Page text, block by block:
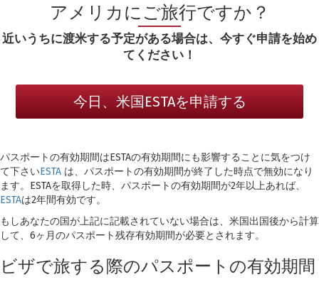
アメリカにご旅行ですか？
近いうちに渡米する予定がある場合は、今すぐ申請を始め
てください！
今日、米国ESTAを申請する
パスポートの有効期間はESTAの有効期間にも影響することに気をつけ
て下さいESTA は、パスポートの有効期間が終了した時点で無効になり
ます。ESTAを取得した時、パスポートの有効期間が2年以上あれば、
ESTAは2年間有効です。
もしあなたの国が上記に記載されていない場合は、米国出国後から計算
して、6ヶ月のパスポート残存有効期間が必要とされます。
ビザで旅する際のパスポートの有効期間